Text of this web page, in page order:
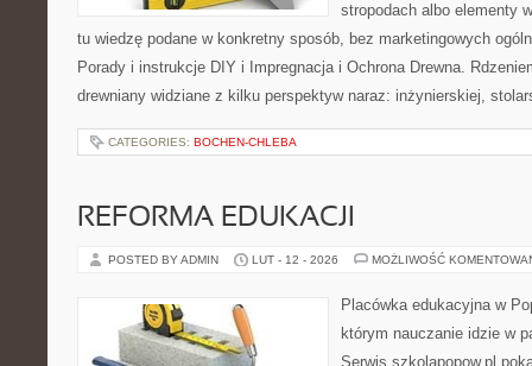
stropodach albo elementy
tu wiedzę podane w konkretny sposób, bez marketingowych
Porady i instrukcje DIY i Impregnacja i Ochrona Drewna.
drewniany widziane z kilku perspektyw naraz: inżynierskiej,
CATEGORIES: BOCHEN-CHLEBA
REFORMA EDUKACJI
POSTED BY ADMIN LUT - 12 - 2026 MOŻLIWOŚĆ
Placówka edukacyjna w
którym nauczanie idzie w
Serwis szkolapopow.pl